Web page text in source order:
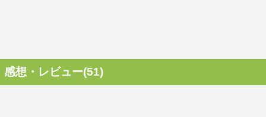
感想・レビュー(51)